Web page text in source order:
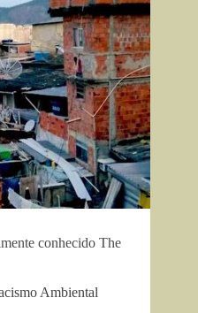
conhecido The
Ambiental